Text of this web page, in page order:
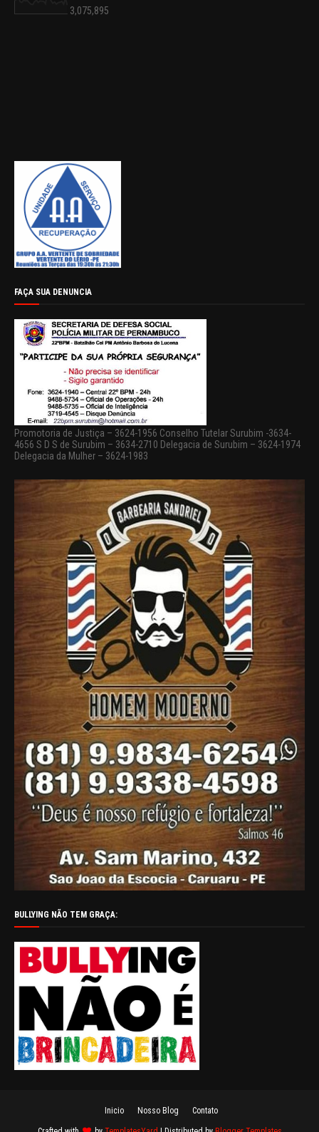
3,075,895
FAÇA SUA DENUNCIA
Promotoria de Justiça – 3624-1956 Conselho Tutelar Surubim -3634-
4656 S D S de Surubim – 3634-2710 Delegacia de Surubim – 3624-1974
Delegacia da Mulher – 3624-1983
BULLYING NÃO TEM GRAÇA:
Inicio Nosso Blog Contato